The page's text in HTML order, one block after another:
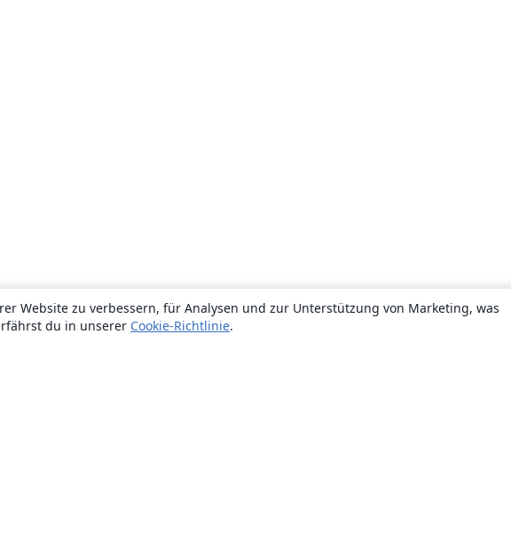
Website zu verbessern, für Analysen und zur Unterstützung von Marketing, was
du in unserer Cookie-Richtlinie.